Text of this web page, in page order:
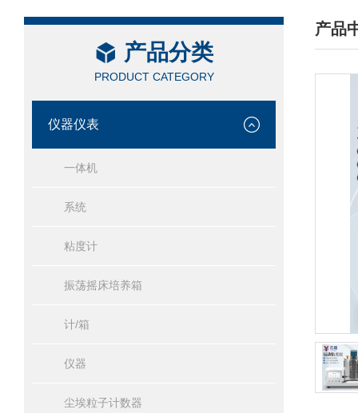
产品分类
PRODUCT CATEGORY
仪器仪表
一体机
系统
粘度计
振荡摇床培养箱
计/箱
仪器
尘埃粒子计数器
产品
/